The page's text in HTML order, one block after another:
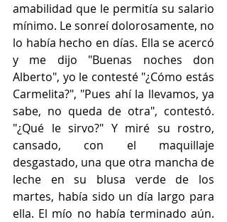
amabilidad que le permitía su salario
mínimo. Le sonreí dolorosamente, no
lo había hecho en días. Ella se acercó
y me dijo "Buenas noches don
Alberto", yo le contesté "¿Cómo estás
Carmelita?", "Pues ahí la llevamos, ya
sabe, no queda de otra", contestó.
"¿Qué le sirvo?" Y miré su rostro,
cansado, con el maquillaje
desgastado, una que otra mancha de
leche en su blusa verde de los
martes, había sido un día largo para
ella. El mío no había terminado aún.